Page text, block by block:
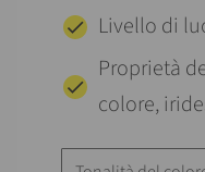
Livello di
Proprietà
colore,